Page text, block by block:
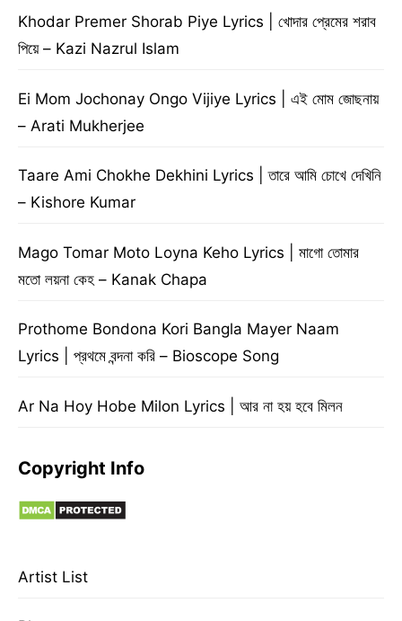
Khodar Premer Shorab Piye Lyrics | খোদার প্রেমের শরাব
পিয়ে – Kazi Nazrul Islam
Ei Mom Jochonay Ongo Vijiye Lyrics | এই মোম জোছনায়
– Arati Mukherjee
Taare Ami Chokhe Dekhini Lyrics | তারে আমি চোখে দেখিনি
– Kishore Kumar
Mago Tomar Moto Loyna Keho Lyrics | মাগো তোমার
মতো লয়না কেহ – Kanak Chapa
Prothome Bondona Kori Bangla Mayer Naam
Lyrics | প্রথমে বন্দনা করি – Bioscope Song
Ar Na Hoy Hobe Milon Lyrics | আর না হয় হবে মিলন
Copyright Info
Artist List